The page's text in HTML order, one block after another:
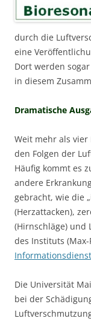
durch die
eine
Dort werden
in diesem
Dramatische
Weit mehr als
den Folgen der
Häufig kommt es
andere
gebracht, wie die
(Herzattacken),
(Hirnschläge) und
des Instituts
Die Universität
bei der